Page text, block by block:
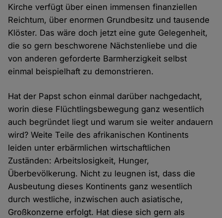
Kirche verfügt über einen immensen finanziellen
Reichtum, über enormen Grundbesitz und tausende
Klöster. Das wäre doch jetzt eine gute Gelegenheit,
die so gern beschworene Nächstenliebe und die
von anderen geforderte Barmherzigkeit selbst
einmal beispielhaft zu demonstrieren.
Hat der Papst schon einmal darüber nachgedacht,
worin diese Flüchtlingsbewegung ganz wesentlich
auch begründet liegt und warum sie weiter andauern
wird? Weite Teile des afrikanischen Kontinents
leiden unter erbärmlichen wirtschaftlichen
Zuständen: Arbeitslosigkeit, Hunger,
Überbevölkerung. Nicht zu leugnen ist, dass die
Ausbeutung dieses Kontinents ganz wesentlich
durch westliche, inzwischen auch asiatische,
Großkonzerne erfolgt. Hat diese sich gern als